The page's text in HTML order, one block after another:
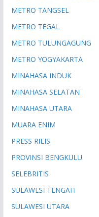
METRO TANGSEL
METRO TEGAL
METRO TULUNGAGUNG
METRO YOGYAKARTA
MINAHASA INDUK
MINAHASA SELATAN
MINAHASA UTARA
MUARA ENIM
PRESS RILIS
PROVINSI BENGKULU
SELEBRITIS
SULAWESI TENGAH
SULAWESI UTARA